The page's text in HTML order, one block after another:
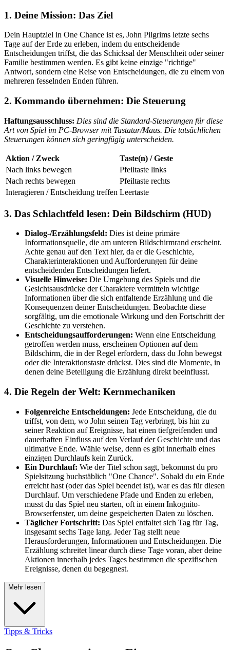
1. Deine Mission: Das Ziel
Dein Hauptziel in One Chance ist es, John Pilgrims letzte sechs
Tage auf der Erde zu erleben, indem du entscheidende
Entscheidungen triffst, die das Schicksal der Menschheit oder seiner
Familie bestimmen werden. Es gibt keine einzige "richtige"
Antwort, sondern eine Reise von Entscheidungen, die zu einem von
mehreren fesselnden Enden führen.
2. Kommando übernehmen: Die Steuerung
Haftungsausschluss: Dies sind die Standard-Steuerungen für diese
Art von Spiel im PC-Browser mit Tastatur/Maus. Die tatsächlichen
Steuerungen können sich geringfügig unterscheiden.
Aktion / Zweck
Taste(n) / Geste
Nach links bewegen
Pfeiltaste links
Nach rechts bewegen
Pfeiltaste rechts
Interagieren / Entscheidung treffen Leertaste
3. Das Schlachtfeld lesen: Dein Bildschirm (HUD)
Dialog-/Erzählungsfeld: Dies ist deine primäre
Informationsquelle, die am unteren Bildschirmrand erscheint.
Achte genau auf den Text hier, da er die Geschichte,
Charakterinteraktionen und Aufforderungen für deine
entscheidenden Entscheidungen liefert.
Visuelle Hinweise: Die Umgebung des Spiels und die
Gesichtsausdrücke der Charaktere vermitteln wichtige
Informationen über die sich entfaltende Erzählung und die
Konsequenzen deiner Entscheidungen. Beobachte diese
sorgfältig, um die emotionale Wirkung und den Fortschritt der
Geschichte zu verstehen.
Entscheidungsaufforderungen: Wenn eine Entscheidung
getroffen werden muss, erscheinen Optionen auf dem
Bildschirm, die in der Regel erfordern, dass du John bewegst
oder die Interaktionstaste drückst. Dies sind die Momente, in
denen deine Beteiligung die Erzählung direkt beeinflusst.
4. Die Regeln der Welt: Kernmechaniken
Folgenreiche Entscheidungen: Jede Entscheidung, die du
triffst, von dem, wo John seinen Tag verbringt, bis hin zu
seiner Reaktion auf Ereignisse, hat einen tiefgreifenden und
dauerhaften Einfluss auf den Verlauf der Geschichte und das
ultimative Ende. Wähle weise, denn es gibt innerhalb eines
einzigen Durchlaufs kein Zurück.
Ein Durchlauf: Wie der Titel schon sagt, bekommst du pro
Spielsitzung buchstäblich "One Chance". Sobald du ein Ende
erreicht hast (oder das Spiel beendet ist), war es das für diesen
Durchlauf. Um verschiedene Pfade und Enden zu erleben,
musst du das Spiel neu starten, oft in einem Inkognito-
Browserfenster, um deine gespeicherten Daten zu löschen.
Täglicher Fortschritt: Das Spiel entfaltet sich Tag für Tag,
insgesamt sechs Tage lang. Jeder Tag stellt neue
Herausforderungen, Informationen und Entscheidungen. Die
Erzählung schreitet linear durch diese Tage voran, aber deine
Aktionen innerhalb jedes Tages bestimmen die spezifischen
Ereignisse, denen du begegnest.
Mehr lesen
Tipps & Tricks